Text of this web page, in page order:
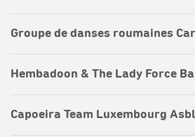
Groupe de danses roumaines
Hembadoon & The Lady Force
Capoeira Team Luxembourg Asbl